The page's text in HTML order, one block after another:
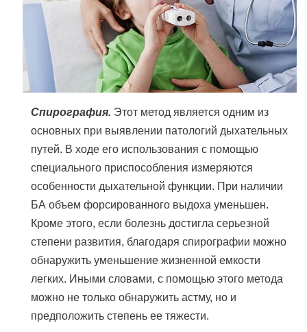
Спирография. Этот метод является одним из
основных при выявлении патологий дыхательных
путей. В ходе его использования с помощью
специального приспособления измеряются
особенности дыхательной функции. При наличии
БА объем форсированного выдоха уменьшен.
Кроме этого, если болезнь достигла серьезной
степени развития, благодаря спирографии можно
обнаружить уменьшение жизненной емкости
легких. Иными словами, с помощью этого метода
можно не только обнаружить астму, но и
предположить степень ее тяжести.